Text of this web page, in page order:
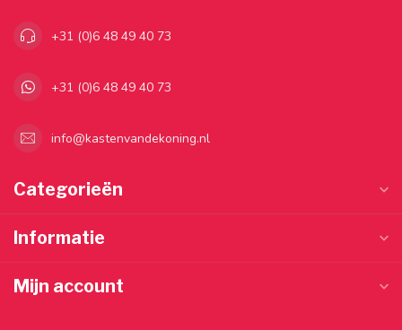
+31 (0)6 48 49 40 73
+31 (0)6 48 49 40 73
info@kastenvandekoning.nl
Categorieën
Informatie
Mijn account